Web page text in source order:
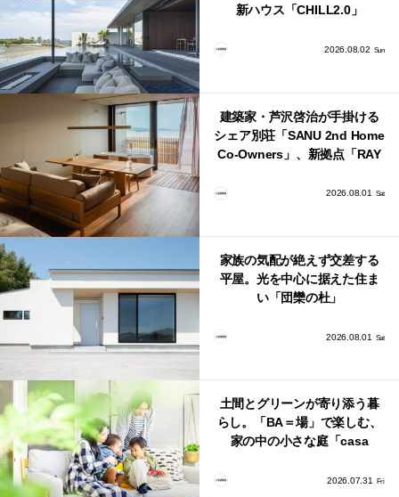
新ハウス「CHILL2.0」
2026.08.02 Sun
建築家・芦沢啓治が手掛ける
シェア別荘「SANU 2nd Home
Co-Owners」、新拠点「RAY
2026.08.01 Sat
家族の気配が絶えず交差する
平屋。光を中心に据えた住ま
い「団欒の杜」
2026.08.01 Sat
土間とグリーンが寄り添う暮
らし。「BA＝場」で楽しむ、
家の中の小さな庭「casa
2026.07.31 Fri